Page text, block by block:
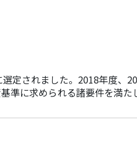
定されました。2018年度、
に求められる諸要件を